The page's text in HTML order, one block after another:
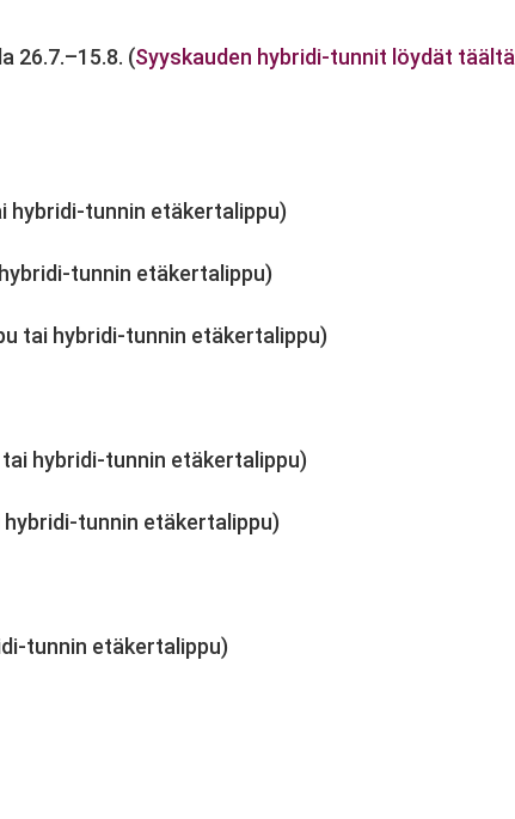
26.7.–15.8. (Syyskauden hybridi-tunnit löydät täältä
hybridi-tunnin etäkertalippu)
tunnin etäkertalippu)
tai hybridi-tunnin etäkertalippu)
tai hybridi-tunnin etäkertalippu)
hybridi-tunnin etäkertalippu)
tunnin etäkertalippu)